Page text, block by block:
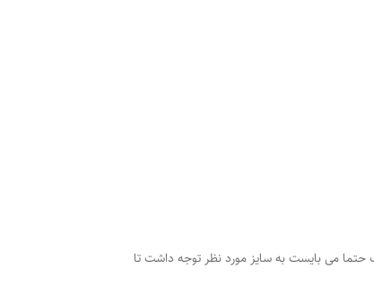
می بایست به سایز مورد نظر توجه داشت تا